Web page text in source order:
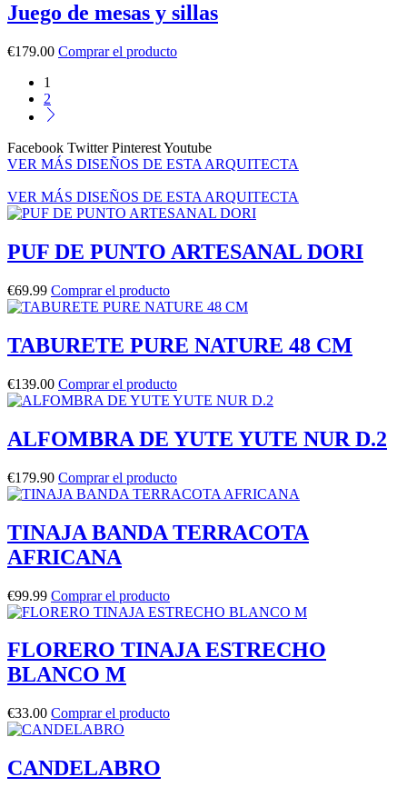
Juego de mesas y sillas
€179.00 Comprar el producto
1
2
Facebook Twitter PinterestYoutube
VER MÁS DISEÑOS DE ESTA ARQUITECTA
VER MÁS DISEÑOS DE ESTA ARQUITECTA
PUF DE PUNTO ARTESANAL DORI
€69.99 Comprar el producto
TABURETE PURE NATURE 48 CM
€139.00 Comprar el producto
ALFOMBRA DE YUTE YUTE NUR D.2
€179.90 Comprar el producto
TINAJA BANDA TERRACOTA
AFRICANA
€99.99 Comprar el producto
FLORERO TINAJA ESTRECHO
BLANCO M
€33.00 Comprar el producto
CANDELABRO